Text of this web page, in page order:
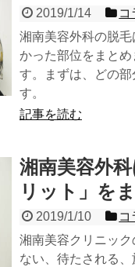
2019/1/14 コ
湘南美容外科の脱
かった部位をまと
す。まずは、どの
す。
記事を読む
湘南美容外
リット」を
2019/1/10 コ
湘南美容クリニッ
ない、待たされる